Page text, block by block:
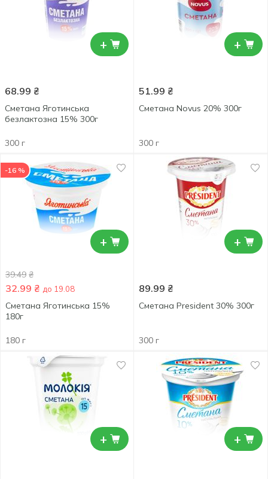
+
68.99 ₴
Сметана Яготинська
безлактозна 15% 300г
300 г
+
51.99 ₴
Сметана Novus 20% 300г
300 г
+
-16 %
39.49 ₴
32.99 ₴ до 19.08
Сметана Яготинська 15%
180г
180 г
+
89.99 ₴
Сметана President 30% 300г
300 г
+ +